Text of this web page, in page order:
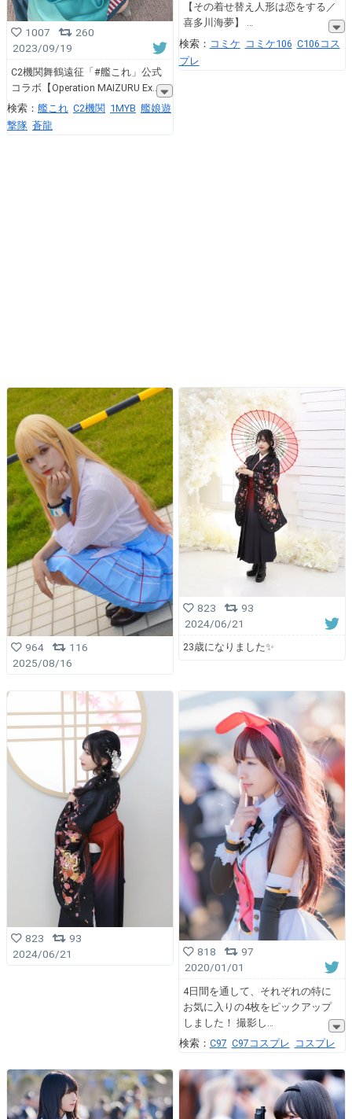
1007
260
2023/09/19
C2機関舞鶴遠征「#艦これ」公式
コラボ【Operation MAIZURU Ex
検索： 艦これ C2機関 1MYB 艦娘遊
撃隊 蒼龍
【その着せ替え人形は恋をする／
喜多川海夢】
検索： コミケ コミケ106 C106コス
プレ
964
116
2025/08/16
823
93
2024/06/21
23歳になりました✨️
823
93
2024/06/21
818
97
2020/01/01
4日間を通して、それぞれの特に
お気に入りの4枚をピックアップ
しました！ 撮影し
検索： C97 C97コスプレ コスプレ